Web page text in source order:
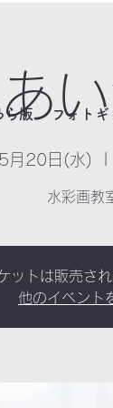
ら版 フォト
5月20日(水)
水彩画教
ットは販売さ
他のイベント